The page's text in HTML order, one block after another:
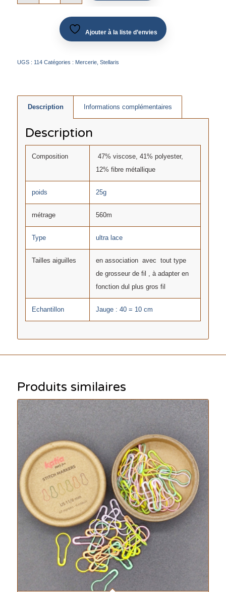
Ajouter à la liste d’envies
UGS : 114 Catégories : Mercerie, Stellaris
Description Informations complémentaires
Description
Composition
47% viscose, 41% polyester,
12% fibre métallique
poids 25g
métrage 560m
Type ultra lace
Tailles aiguilles
en association avec tout type
de grosseur de fil , à adapter en
fonction dul plus gros fil
Echantillon Jauge : 40 = 10 cm
Produits similaires